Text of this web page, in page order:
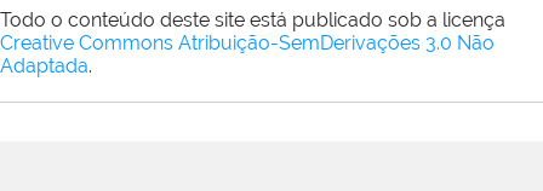
Todo o conteúdo deste site está publicado sob a licença
Creative Commons Atribuição-SemDerivações 3.0 Não
Adaptada.